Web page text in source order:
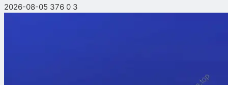
2026-08-05 376 0 3